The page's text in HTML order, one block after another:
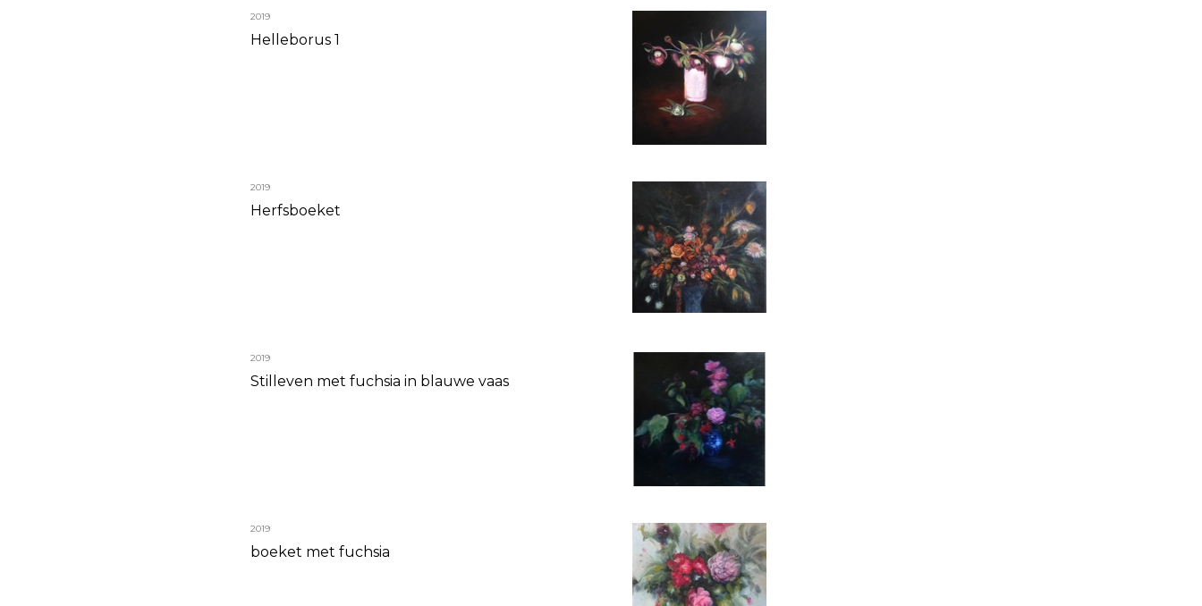
Helleborus 1
2019
Herfsboeket
2019
Stilleven met fuchsia in blauwe vaas
2019
boeket met fuchsia
2019